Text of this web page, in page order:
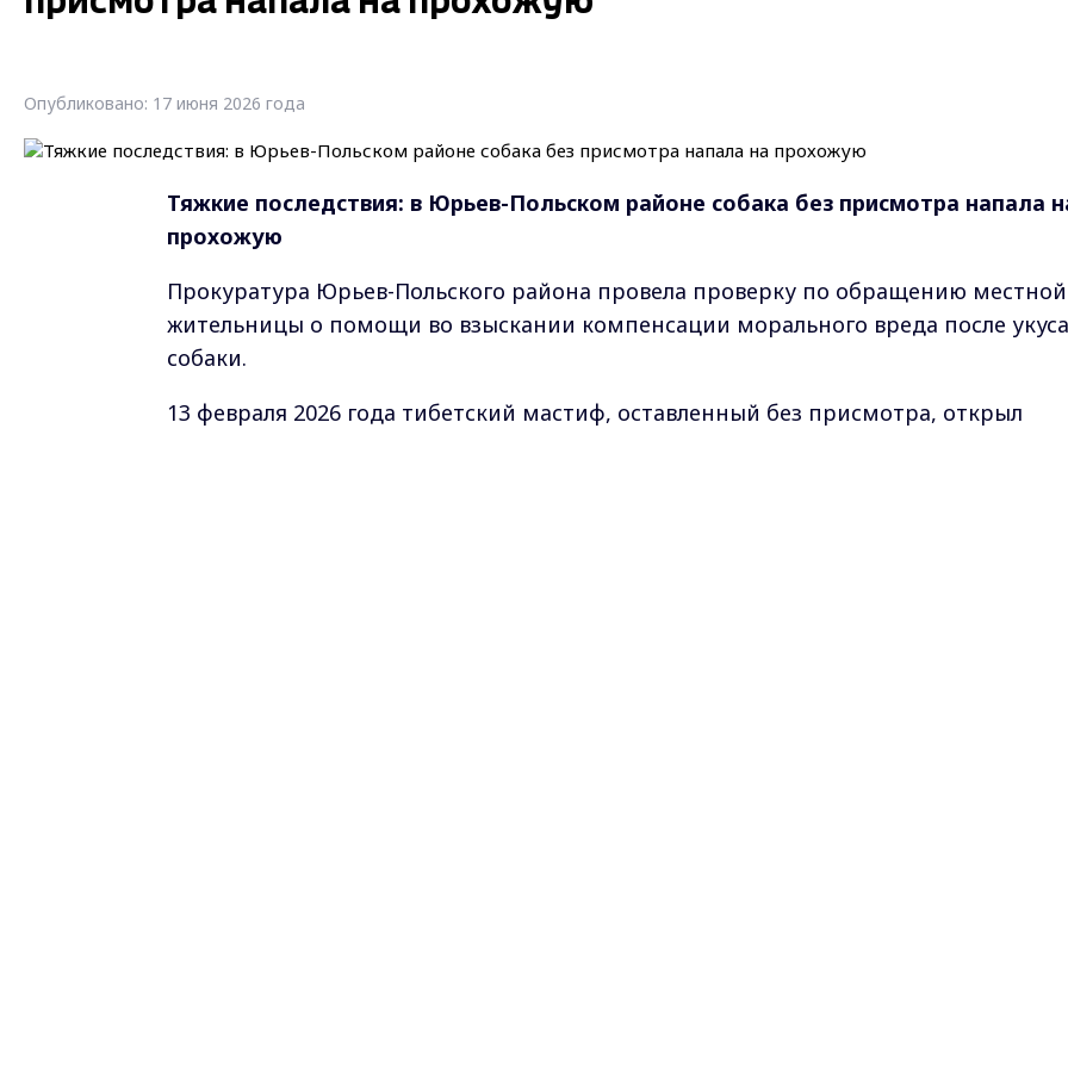
Опубликовано: 17 июня 2026 года
Тяжкие последствия: в Юрьев-Польском районе собака без присмотра напала
прохожую
Прокуратура Юрьев-Польского района провела проверку по обращению местной
жительницы о помощи во взыскании компенсации морального вреда после укуса
собаки.
13 февраля 2026 года тибетский мастиф, оставленный без присмотра, открыл